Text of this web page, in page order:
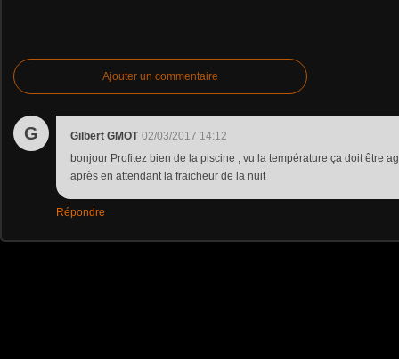
Ajouter un commentaire
G Gilbert GMOT 02/03/2017 14:12
bonjour Profitez bien de la piscine , vu la température ça doit être
après en attendant la fraicheur de la nuit
Répondre